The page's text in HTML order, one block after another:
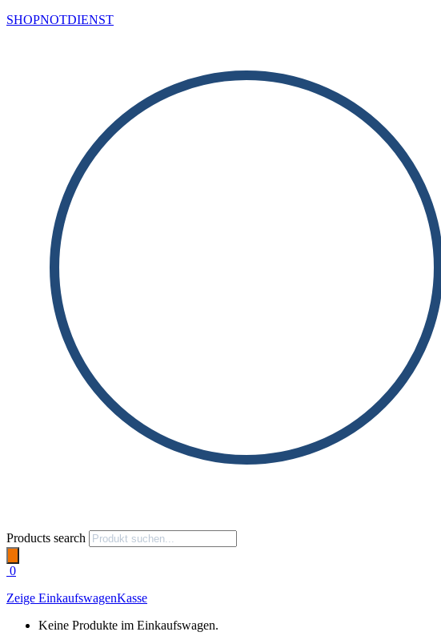
SHOPNOTDIENST
Products search
0
Zeige EinkaufswagenKasse
Keine Produkte im Einkaufswagen.